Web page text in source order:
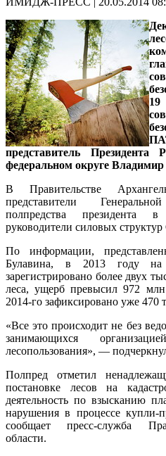
19
представитель Президента
федеральном округе
В Правительстве
представители
полпредства
руководители силовых
По информации,
Булавина, в 2013 году
зарегистрировано более двух
леса, ущерб превысил 972
2014-го зафиксировано уже 470
«Все это происходит не без
занимающихся
лесопользования», —
Полпред отметил
постановке лесов на
деятельность по взысканию
нарушения в процессе купли-
сообщает пресс-служба
области.